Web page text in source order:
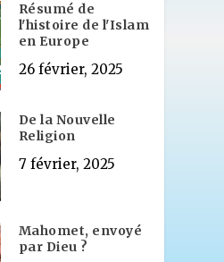
Résumé de
l'histoire de l'Islam
en Europe
26 février, 2025
De la Nouvelle
Religion
7 février, 2025
Mahomet, envoyé
par Dieu ?